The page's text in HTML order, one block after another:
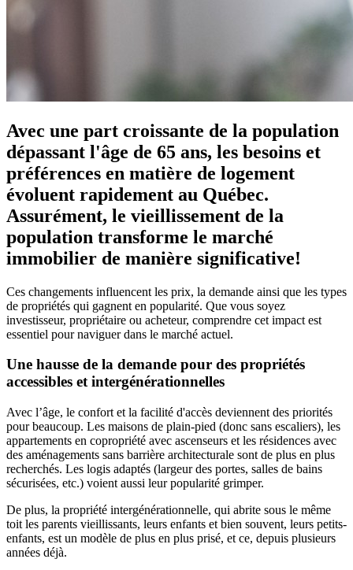
Avec une part croissante de la population
dépassant l'âge de 65 ans, les besoins et
préférences en matière de logement
évoluent rapidement au Québec.
Assurément, le vieillissement de la
population transforme le marché
immobilier de manière significative!
Ces changements influencent les prix, la demande ainsi que les types
de propriétés qui gagnent en popularité. Que vous soyez
investisseur, propriétaire ou acheteur, comprendre cet impact est
essentiel pour naviguer dans le marché actuel.
Une hausse de la demande pour des propriétés
accessibles et intergénérationnelles
Avec l’âge, le confort et la facilité d'accès deviennent des priorités
pour beaucoup. Les maisons de plain-pied (donc sans escaliers), les
appartements en copropriété avec ascenseurs et les résidences avec
des aménagements sans barrière architecturale sont de plus en plus
recherchés. Les logis adaptés (largeur des portes, salles de bains
sécurisées, etc.) voient aussi leur popularité grimper.
De plus, la propriété intergénérationnelle, qui abrite sous le même
toit les parents vieillissants, leurs enfants et bien souvent, leurs petits-
enfants, est un modèle de plus en plus prisé, et ce, depuis plusieurs
années déjà.